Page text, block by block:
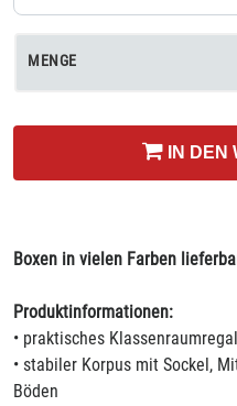
MENGE
IN DEN
Boxen in vielen Farben
Produktinformationen:
• praktisches
• stabiler Korpus mit Sockel,
Böden